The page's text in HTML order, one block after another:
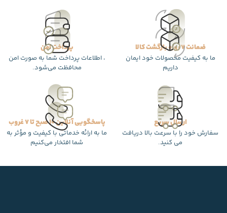
ضمانت 7 روزه بازگشت کالا
ما به کیفیت محصولات خود ایمان
داریم
پرداخت امن
، اطلاعات پرداخت شما به صورت امن
محافظت می‌شود.
ارسال سریع
سفارش خود را با سرعت بالا دریافت
می کنید.
پاسخگویی آنلاین 10 صبح تا 7 غروب
ما به ارائه خدماتی با کیفیت و مؤثر به
شما افتخار می‌کنیم